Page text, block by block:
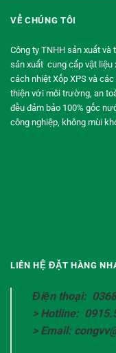
VỀ CHÚNG TÔI
Công ty TNHH sản xuất
sản xuất cung cấp vật liệu
cách nhiệt Xốp XPS và
thiện với môi trường, an
đều đảm bảo 100% gốc
công nghiệp, không mùi
LIÊN HỆ ĐẶT HÀNG
Điện thoại:
> Hotline:
> Email: